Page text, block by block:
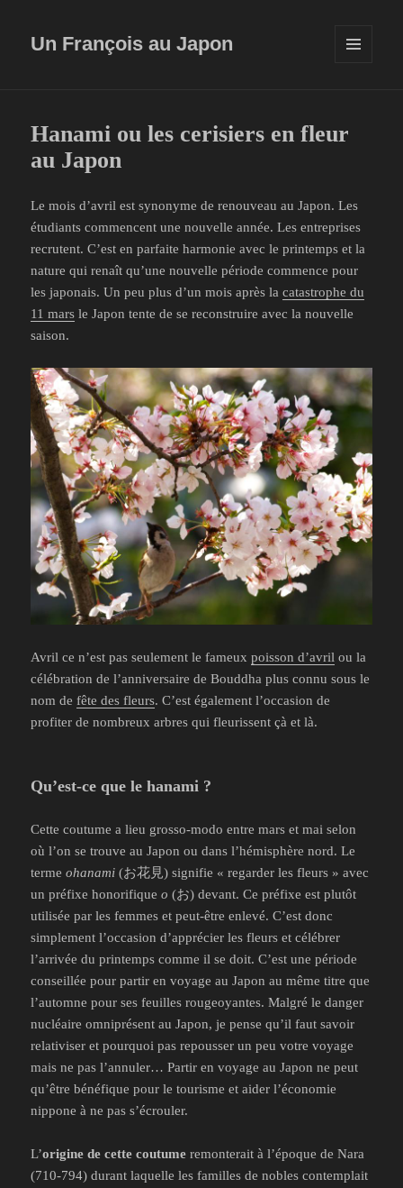
Un François au Japon
Hanami ou les cerisiers en fleur
au Japon
Le mois d’avril est synonyme de renouveau au Japon. Les
étudiants commencent une nouvelle année. Les entreprises
recrutent. C’est en parfaite harmonie avec le printemps et la
nature qui renaît qu’une nouvelle période commence pour
les japonais. Un peu plus d’un mois après lacatastrophe du
11 mars le Japon tente de se reconstruire avec la nouvelle
saison.
Avril ce n’est pas seulement le fameuxpoisson d’avril ou la
célébration de l’anniversaire de Bouddha plus connu sous le
nom defête des fleurs. C’est également l’occasion de
profiter de nombreux arbres qui fleurissent çà et là.
Qu’est-ce que le hanami ?
Cette coutume a lieu grosso-modo entre mars et mai selon
où l’on se trouve au Japon ou dans l’hémisphère nord. Le
termeohanami (お花見) signifie « regarder les fleurs » avec
un préfixe honorifiqueo (お) devant. Ce préfixe est plutôt
utilisée par les femmes et peut-être enlevé. C’est donc
simplement l’occasion d’apprécier les fleurs et célébrer
l’arrivée du printemps comme il se doit. C’est une période
conseillée pour partir en voyage au Japon au même titre que
l’automne pour ses feuilles rougeoyantes. Malgré le danger
nucléaire omniprésent au Japon, je pense qu’il faut savoir
relativiser et pourquoi pas repousser un peu votre voyage
mais ne pas l’annuler… Partir en voyage au Japon ne peut
qu’être bénéfique pour le tourisme et aider l’économie
nippone à ne pas s’écrouler.
L’origine de cette coutume remonterait à l’époque de Nara
(710-794) durant laquelle les familles de nobles contemplait